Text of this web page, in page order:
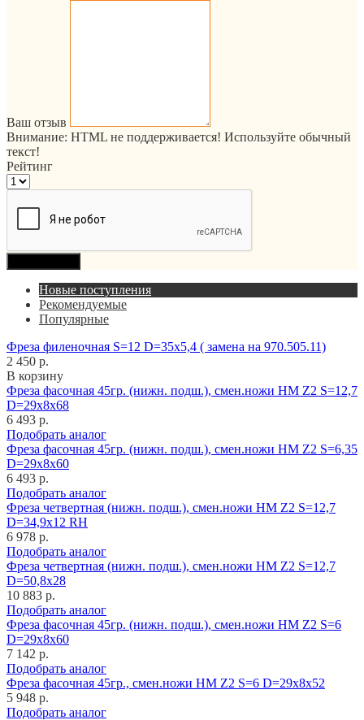
Ваш отзыв
Внимание: HTML не поддерживается! Используйте обычный
текст!
Рейтинг
Новые поступления
Рекомендуемые
Популярные
Фреза филеночная S=12 D=35x5,4 ( замена на 970.505.11)
2 450 р.
В корзину
Фреза фасочная 45гр. (нижн. подш.), смен.ножи HM Z2 S=12,7
D=29x8x68
6 493 р.
Подобрать аналог
Фреза фасочная 45гр. (нижн. подш.), смен.ножи HM Z2 S=6,35
D=29x8x60
6 493 р.
Подобрать аналог
Фреза четвертная (нижн. подш.), смен.ножи HM Z2 S=12,7
D=34,9x12 RH
6 978 р.
Подобрать аналог
Фреза четвертная (нижн. подш.), смен.ножи HM Z2 S=12,7
D=50,8x28
10 883 р.
Подобрать аналог
Фреза фасочная 45гр. (нижн. подш.), смен.ножи HM Z2 S=6
D=29x8x60
7 142 р.
Подобрать аналог
Фреза фасочная 45гр., смен.ножи HM Z2 S=6 D=29x8x52
5 948 р.
Подобрать аналог